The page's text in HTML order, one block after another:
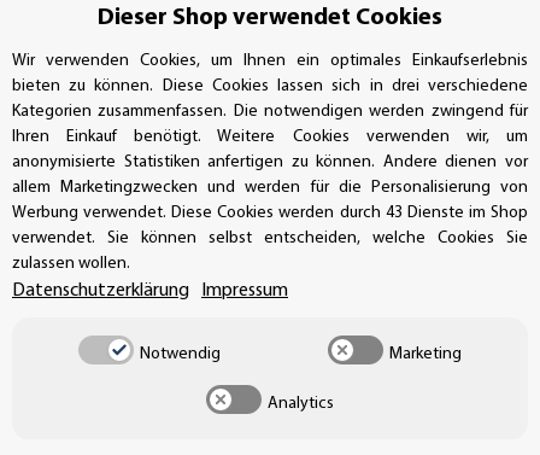
Bestellungen/Support: +49 (0)39-201-28-98-10
Buchhaltung: +49 (0)39-201-28-98-17
info@aufkleberdealer.de
UNSER AFFILIATE-PROGRAMM
UNSERE ZAHLUNGSARTEN*
SSL-Verschlüsselung
Dieser Shop verwendet Cookies
Wir verwenden Cookies, um Ihnen ein optimales Einkaufserlebnis
bieten zu können. Diese Cookies lassen sich in drei verschiedene
Kategorien zusammenfassen. Die notwendigen werden zwingend für
Ihren Einkauf benötigt. Weitere Cookies verwenden wir, um
anonymisierte Statistiken anfertigen zu können. Andere dienen vor
allem Marketingzwecken und werden für die Personalisierung von
Werbung verwendet. Diese Cookies werden durch 43 Dienste im Shop
verwendet. Sie können selbst entscheiden, welche Cookies Sie
zulassen wollen.
Datenschutzerklärung Impressum
Notwendig Marketing
Analytics